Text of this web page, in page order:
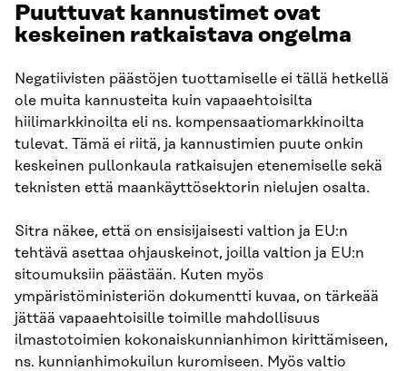
Puuttuvat kannustimet ovat
keskeinen ratkaistava ongelma
Negatiivisten päästöjen tuottamiselle ei tällä hetkellä
ole muita kannusteita kuin vapaaehtoisilta
hiilimarkkinoilta eli ns. kompensaatiomarkkinoilta
tulevat. Tämä ei riitä, ja kannustimien puute onkin
keskeinen pullonkaula ratkaisujen etenemiselle sekä
teknisten että maankäyttösektorin nielujen osalta.
Sitra näkee, että on ensisijaisesti valtion ja EU:n
tehtävä asettaa ohjauskeinot, joilla valtion ja EU:n
sitoumuksiin päästään. Kuten myös
ympäristöministeriön dokumentti kuvaa, on tärkeää
jättää vapaaehtoisille toimille mahdollisuus
ilmastotoimien kokonaiskunnianhimon kirittämiseen,
ns. kunnianhimokuilun kuromiseen. Myös valtio